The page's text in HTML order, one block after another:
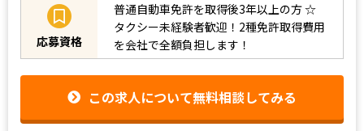
応募資格
普通自動車免許を取得後3年以上の方☆
タクシー未経験者歓迎！2種免許取得費用
を会社で全額負担します！
この求人について無料相談してみる